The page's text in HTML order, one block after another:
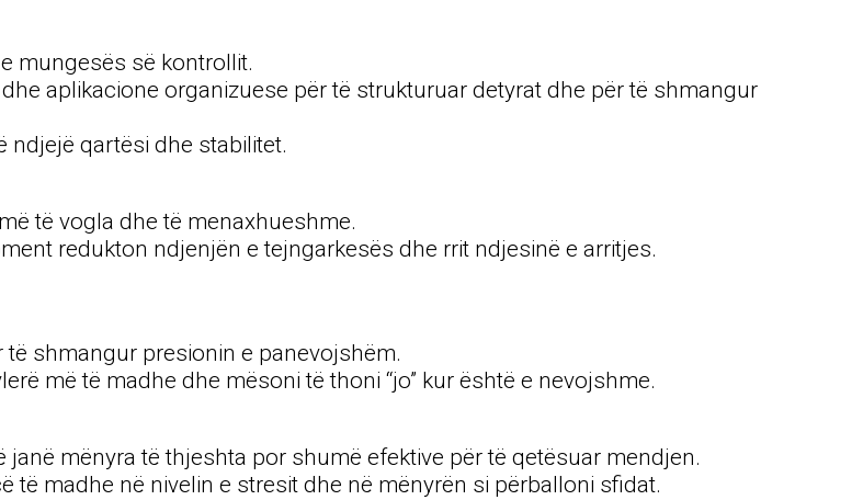
mungesës së kontrollit.
aplikacione organizuese për të strukturuar detyrat dhe për të shmangur
ndjejë qartësi dhe stabilitet.
të vogla dhe të menaxhueshme.
redukton ndjenjën e tejngarkesës dhe rrit ndjesinë e arritjes.
shmangur presionin e panevojshëm.
më të madhe dhe mësoni të thoni “jo” kur është e nevojshme.
mënyra të thjeshta por shumë efektive për të qetësuar mendjen.
madhe në nivelin e stresit dhe në mënyrën si përballoni sfidat.